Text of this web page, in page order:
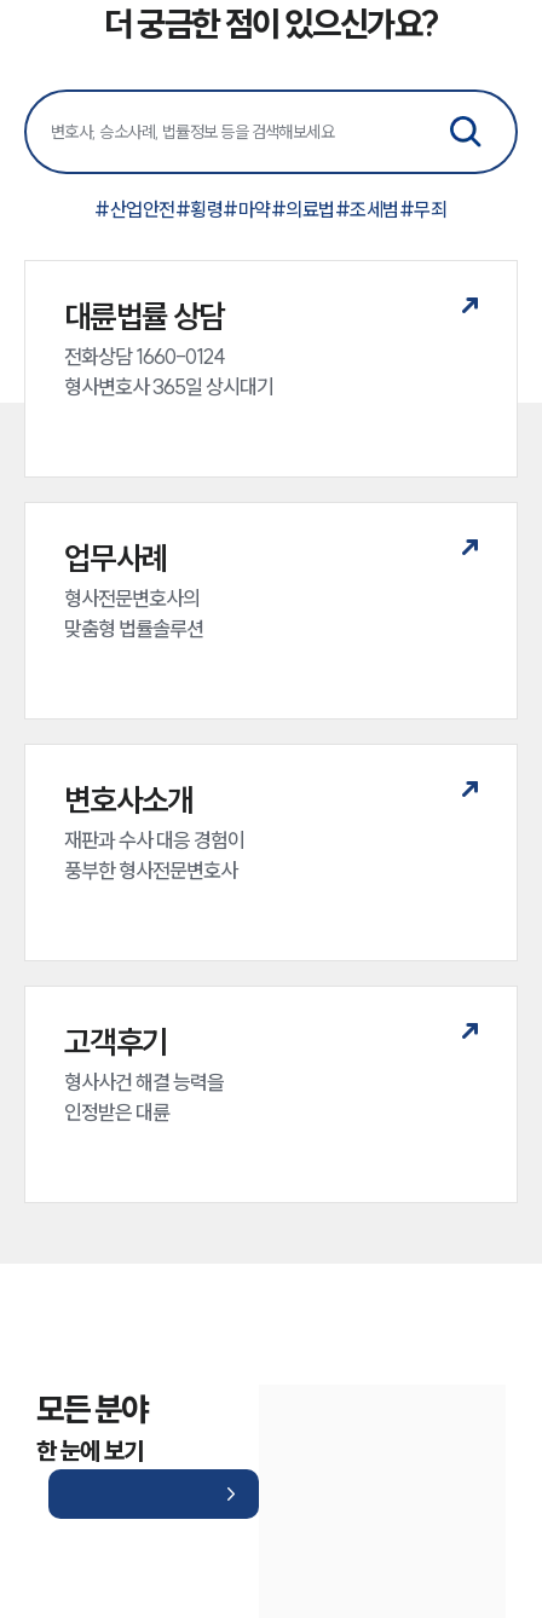
더 궁금한 점이 있으신가요?
#산업안전#횡령#마약#의료법#조세범#무죄
대륜법률 상담
전화상담 1660-0124
형사변호사 365일 상시대기
업무사례
형사전문변호사의
맞춤형 법률솔루션
변호사소개
재판과 수사 대응 경험이
풍부한 형사전문변호사
고객후기
형사사건 해결 능력을
인정받은 대륜
모든 분야
한 눈에 보기